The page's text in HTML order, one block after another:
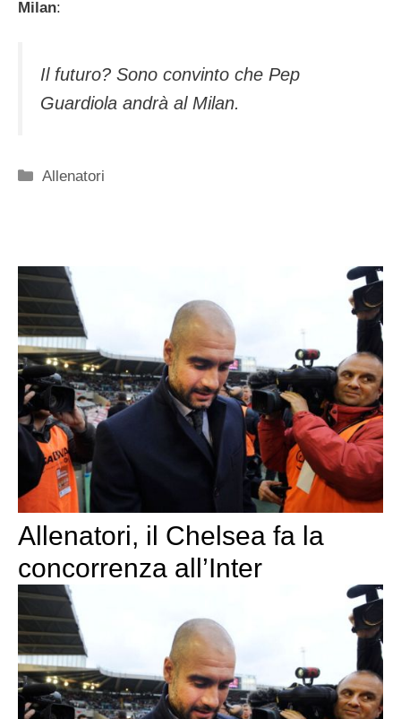
Milan:
Il futuro? Sono convinto che Pep
Guardiola andrà al Milan.
Categorie
Allenatori
Allenatori, il Chelsea fa la
concorrenza all’Inter